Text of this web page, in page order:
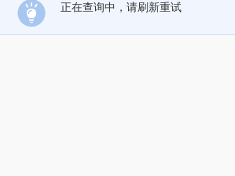
正在查询中，请刷新重试